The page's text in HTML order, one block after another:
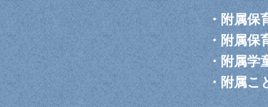
・ 附属保
・附属保
・附属学
・ 附属こ